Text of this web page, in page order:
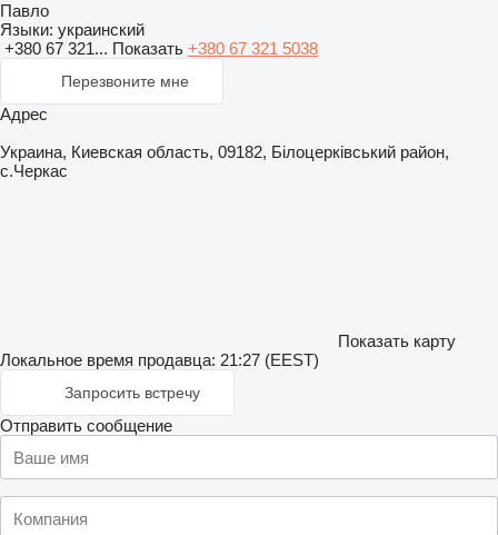
Павло
Языки: украинский
+380 67 321... Показать +380 67 321 5038
Перезвоните мне
Адрес
Украина, Киевская область, 09182, Білоцерківський район,
с.Черкас
Показать карту
Локальное время продавца: 21:27 (EEST)
Запросить встречу
Отправить сообщение